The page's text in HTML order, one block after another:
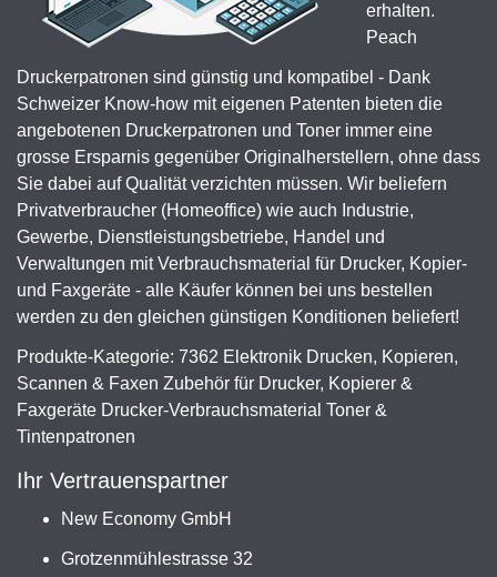
erhalten.
Peach
Druckerpatronen sind günstig und kompatibel - Dank
Schweizer Know-how mit eigenen Patenten bieten die
angebotenen Druckerpatronen und Toner immer eine
grosse Ersparnis gegenüber Originalherstellern, ohne dass
Sie dabei auf Qualität verzichten müssen. Wir beliefern
Privatverbraucher (Homeoffice) wie auch Industrie,
Gewerbe, Dienstleistungsbetriebe, Handel und
Verwaltungen mit Verbrauchsmaterial für Drucker, Kopier-
und Faxgeräte - alle Käufer können bei uns bestellen
werden zu den gleichen günstigen Konditionen beliefert!
Produkte-Kategorie: 7362 Elektronik Drucken, Kopieren,
Scannen & Faxen Zubehör für Drucker, Kopierer &
Faxgeräte Drucker-Verbrauchsmaterial Toner &
Tintenpatronen
Ihr Vertrauenspartner
New Economy GmbH
Grotzenmühlestrasse 32